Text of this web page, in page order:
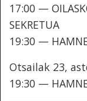
17:00 —
SEKRETUA
19:30 —
Otsailak 23,
19:30 —